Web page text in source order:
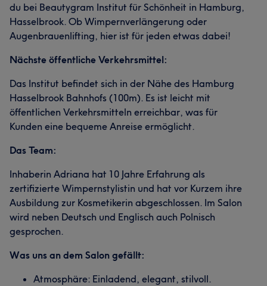
du bei Beautygram Institut für Schönheit in Hamburg,
Hasselbrook. Ob Wimpernverlängerung oder
Augenbrauenlifting, hier ist für jeden etwas dabei!
Nächste öffentliche Verkehrsmittel:
Das Institut befindet sich in der Nähe des Hamburg
Hasselbrook Bahnhofs (100m). Es ist leicht mit
öffentlichen Verkehrsmitteln erreichbar, was für
Kunden eine bequeme Anreise ermöglicht.
Das Team:
Inhaberin Adriana hat 10 Jahre Erfahrung als
zertifizierte Wimpernstylistin und hat vor Kurzem ihre
Ausbildung zur Kosmetikerin abgeschlossen. Im Salon
wird neben Deutsch und Englisch auch Polnisch
gesprochen.
Was uns an dem Salon gefällt:
Atmosphäre: Einladend, elegant, stilvoll.